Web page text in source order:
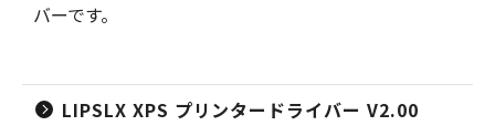
バーです。
LIPSLX XPS プリンタードライバー V2.00